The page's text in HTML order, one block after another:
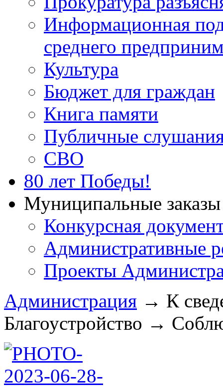
Информационная
среднего
Культура
Бюджет для граждан
Книга памяти
Публичные
СВО
80 лет Победы!
Муниципальные
Конкурсная
Административные
Проекты
Администрация → К
Благоустройство →